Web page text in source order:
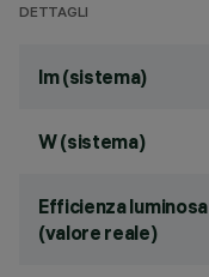
DETTAGLI
lm (sistema)
W (sistema)
Efficienza luminosa
(valore reale)